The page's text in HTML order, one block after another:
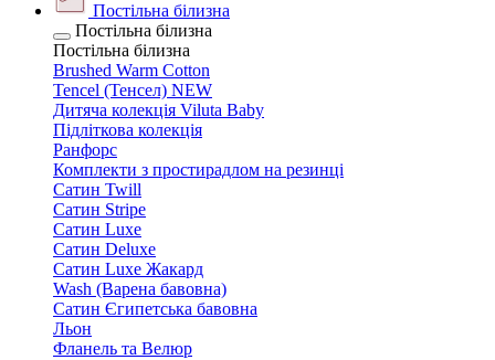
Постільна білизна
Постільна білизна
Постільна білизна
Brushed Warm Cotton
Tencel (Тенсел) NEW
Дитяча колекція Viluta Baby
Підліткова колекція
Ранфорс
Комплекти з простирадлом на резинці
Сатин Twill
Сатин Stripe
Сатин Luxe
Сатин Deluxe
Сатин Luxe Жакард
Wash (Варена бавовна)
Сатин Єгипетська бавовна
Льон
Фланель та Велюр